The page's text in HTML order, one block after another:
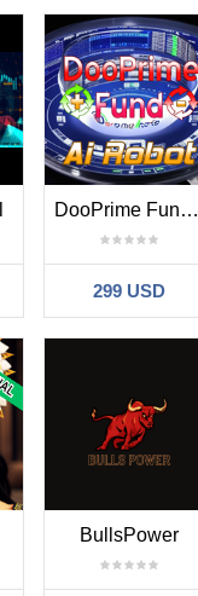
DooPrime Fund Ai Robot
299 USD
BullsPower